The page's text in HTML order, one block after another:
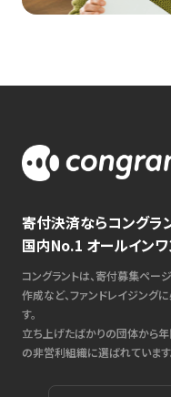
寄付決済ならコングラ
国内No.1 オールイン
コングラントは、寄付募集ペー
作成など、ファンドレイジング
す。
立ち上げたばかりの団体から
の非営利組織に選ばれています